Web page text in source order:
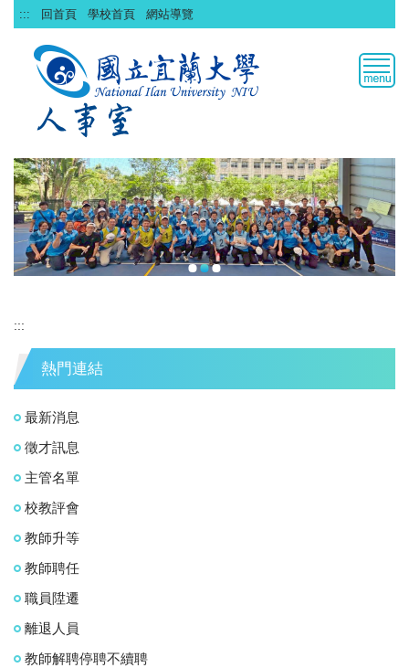
跳
到
::: 回首頁 學校首頁 網站導覽
:::
熱門連結
最新消息
徵才訊息
主管名單
校教評會
教師升等
教師聘任
職員陞遷
離退人員
教師解聘停聘不續聘